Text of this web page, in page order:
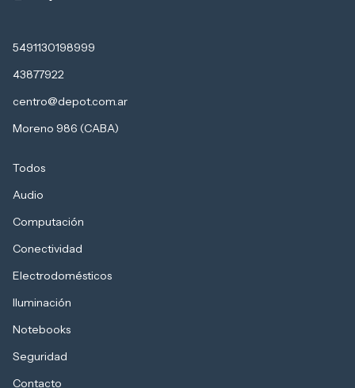
5491130198999
43877922
centro@depot.com.ar
Moreno 986 (CABA)
Todos
Audio
Computación
Conectividad
Electrodomésticos
Iluminación
Notebooks
Seguridad
Contacto